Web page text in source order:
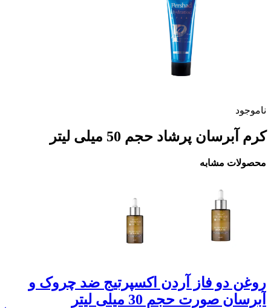
ناموجود
کرم آبرسان پرشاد حجم 50 میلی لیتر
محصولات مشابه
روغن دو فاز آردن اکسپرتیج ضد چروک و
آبرسان صورت حجم 30 میلی لیتر